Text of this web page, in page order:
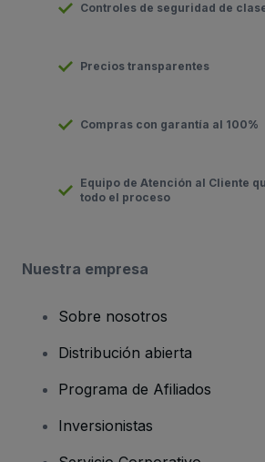
Controles de seguridad de
Precios transparentes
Compras con garantía al 100%
Equipo de Atención al Cliente
todo el proceso
Nuestra empresa
Sobre nosotros
Distribución abierta
Programa de Afiliados
Inversionistas